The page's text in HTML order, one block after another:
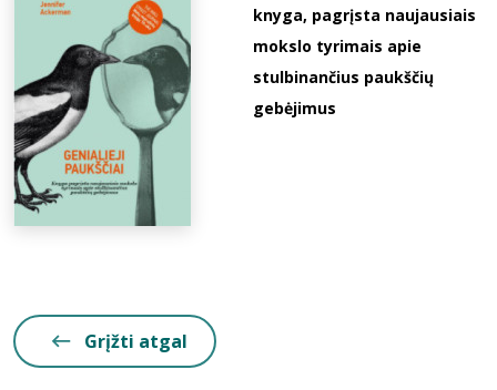
knyga, pagrįsta naujausiais
mokslo tyrimais apie
stulbinančius paukščių
gebėjimus
Grįžti atgal